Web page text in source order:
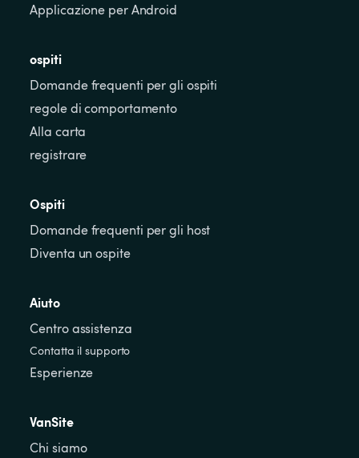
Applicazione per Android
ospiti
Domande frequenti per gli ospiti
regole di comportamento
Alla carta
registrare
Ospiti
Domande frequenti per gli host
Diventa un ospite
Aiuto
Centro assistenza
Contatta il supporto
Esperienze
VanSite
Chi siamo